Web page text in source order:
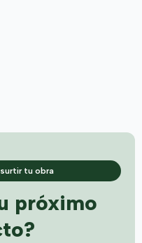
tu obra
próximo